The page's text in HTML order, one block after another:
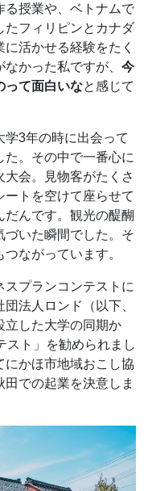
る授業や、ベトナムで
たフィリピンとカナダ
活かせる経験をたく
かった私ですが、 今
って面白いなと感じて
3年の時に出会って
。その中で一番心に
会。見物客がたくさ
ートを空けて座らせて
だんです。観光の醍醐
づいた瞬間でした。そ
ながっています。
プランコンテストに
法人ロンド（以下、
立した大学の同期か
スト」を勧められまし
にかほ市地域おこし協
での起業を決意しま